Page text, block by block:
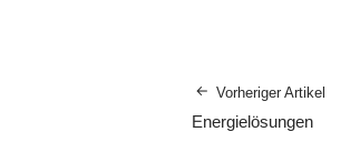
Vorheriger Artikel
Energielösungen